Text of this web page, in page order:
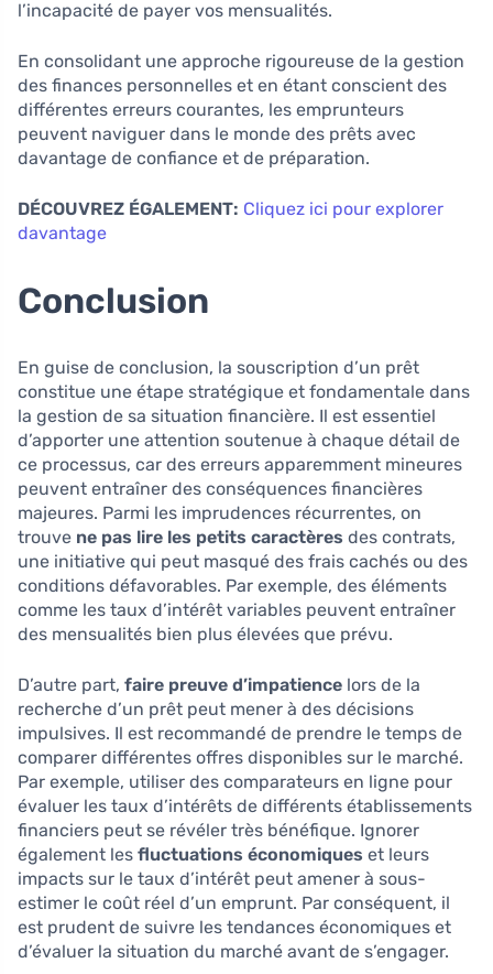
l’incapacité de payer vos mensualités.
En consolidant une approche rigoureuse de la gestion
des finances personnelles et en étant conscient des
différentes erreurs courantes, les emprunteurs
peuvent naviguer dans le monde des prêts avec
davantage de confiance et de préparation.
DÉCOUVREZ ÉGALEMENT: Cliquez ici pour explorer
davantage
Conclusion
En guise de conclusion, la souscription d’un prêt
constitue une étape stratégique et fondamentale dans
la gestion de sa situation financière. Il est essentiel
d’apporter une attention soutenue à chaque détail de
ce processus, car des erreurs apparemment mineures
peuvent entraîner des conséquences financières
majeures. Parmi les imprudences récurrentes, on
trouve ne pas lire les petits caractères des contrats,
une initiative qui peut masqué des frais cachés ou des
conditions défavorables. Par exemple, des éléments
comme les taux d’intérêt variables peuvent entraîner
des mensualités bien plus élevées que prévu.
D’autre part, faire preuve d’impatience lors de la
recherche d’un prêt peut mener à des décisions
impulsives. Il est recommandé de prendre le temps de
comparer différentes offres disponibles sur le marché.
Par exemple, utiliser des comparateurs en ligne pour
évaluer les taux d’intérêts de différents établissements
financiers peut se révéler très bénéfique. Ignorer
également les fluctuations économiques et leurs
impacts sur le taux d’intérêt peut amener à sous-
estimer le coût réel d’un emprunt. Par conséquent, il
est prudent de suivre les tendances économiques et
d’évaluer la situation du marché avant de s’engager.